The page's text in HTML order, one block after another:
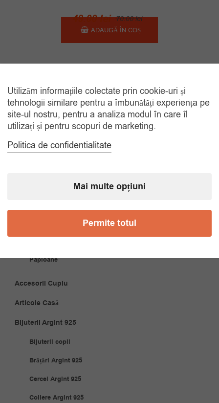
70.00lei
Prețul
inițial
a
49.00leiPrețul
curent
este:
ADAUGĂ ÎN COȘ
Sorteaza dupa Data Arata 24
Papioane
Accesorii Cuplu
Articole Casă
Bijuterii Argint 925
Bijuterii copii
Brățări Argint 925
Cercei Argint 925
Coliere Argint 925
Utilizăm informațiile colectate prin cookie-uri și
tehnologii similare pentru a îmbunătăți experiența pe
site-ul nostru, pentru a analiza modul în care îl
utilizați și pentru scopuri de marketing.
Politica de confidentialitate
Mai multe opțiuni
Permite totul